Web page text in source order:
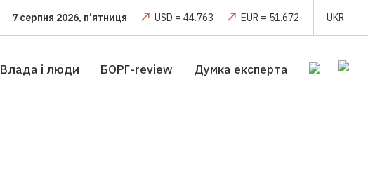
7 серпня 2026, п’ятниця USD = 44.763 EUR = 51.672 UKR
Влада i люди БОРГ-review Думка експерта